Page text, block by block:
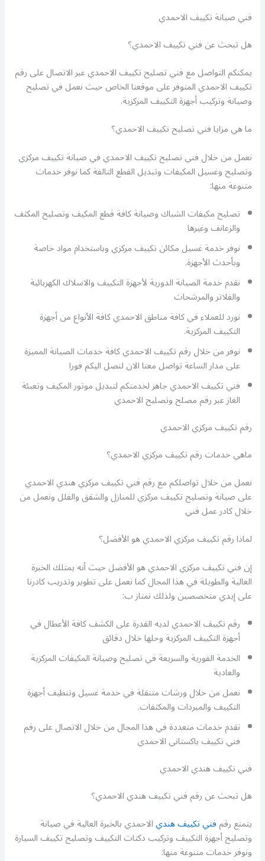
فني صيانة تكييف الاحمدي
هل تبحث عن فني تكييف الاحمدي؟
يمكنكم التواصل مع فني تصليح تكييف الاحمدي عبر الاتصال على رقم
تكييف الاحمدي المتوفر على موقعنا الخاص حيث نعمل في تصليح
وصيانة وتركيب أجهزة التكييف المركزية.
ما هي مزايا فني تصليح تكييف الاحمدي؟
نعمل من خلال فني تصليح تكييف الاحمدي في صيانة تكييف مركزي
وتصليح وغسيل المكيفات وتبديل القطع التالفة كما نوفر خدمات
متنوعة منها:
تصليح مكيفات الشباك وصيانة كافة قطع المكيف وتصليح المكثف
والزعانف وغيرها
نوفر خدمة غسيل مكائن تكييف مركزي وباستخدام مواد خاصة
وبأحدث الأجهزة.
نقدم خدمة الصيانة الدورية لأجهزة التكييف والاسلاك الكهربائية
والفلاتر والمرشحات
نورد للعملاء في كافة مناطق الاحمدي كافة الأنواع من أجهزة
التكييف المركزية.
نوفر من خلال رقم تكييف الاحمدي كافة خدمات الصيانة المميزة
على مدار الساعة تواصل معنا الان لنصل اليكم فورا
فني تكييف الاحمدي جاهز لخدمتكم لتبديل موتور المكيف وتعبئة
الغاز عبر رقم مصلح وتصليح الاحمدي
رقم تكييف مركزي الاحمدي
ماهي خدمات رقم تكييف مركزي الاحمدي؟
نعمل من خلال تواصلكم مع رقم فني تكييف مركزي هندي الاحمدي
على صيانة وتصليح تكييف مركزي للمنازل والشقق والفلل ونعمل من
خلال كادر عمل فني
لماذا رقم تكييف مركزي الاحمدي هو الأفضل؟
إن فني تكييف مركزي الاحمدي هو الأفضل حيث أنه يمتلك الخبرة
العالية والطويلة في هذا المجال كما نعمل على تطوير وتدريب كادرنا
على إيدي متخصصين ولذلك نمتاز ب:
رقم تكييف الاحمدي لديه القدرة على الكشف كافة الأعطال في
أجهزة التكييف المركزية وحلها خلال دقائق
الخدمة الفورية والسريعة في تصليح وصيانة المكيفات المركزية
والعادية
نعمل من خلال ورشات متنقلة في خدمة غسيل وتنظيف أجهزة
التكييف والمبردات والمكثفات.
نقدم خدمات متعددة في هذا المجال من خلال الاتصال على رقم
فني تكييف باكستاني الاحمدي
فني تكييف هندي الاحمدي
هل تبحث عن رقم فني تكييف هندي الاحمدي؟
يتمتع رقمفني تكييف هنديالاحمدي بالخبرة العالية في صيانة
وتصليح أجهزة التكييف وتركيب دكتات التكييف وتصليح تكييف السيارة
ونوفر خدمات متنوعة منها: